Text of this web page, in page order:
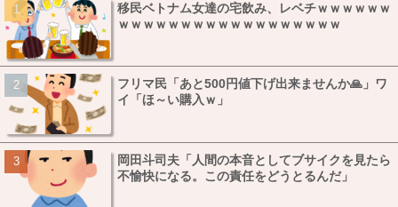
移民ベトナム女達の宅飲み、レベチｗｗｗｗｗｗ
ｗｗｗｗｗｗｗｗｗｗｗｗｗｗｗｗｗｗ
フリマ民「あと500円値下げ出来ませんか🙏」ワ
イ「ほ～い購入ｗ」
岡田斗司夫「人間の本音としてブサイクを見たら
不愉快になる。この責任をどうとるんだ」